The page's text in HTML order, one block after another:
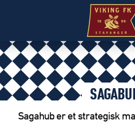
Sagahub er et strategisk